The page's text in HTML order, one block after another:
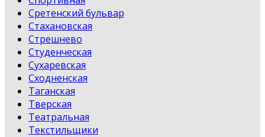
Сретенский бульвар
Стахановская
Стрешнево
Студенческая
Сухаревская
Сходненская
Таганская
Тверская
Театральная
Текстильщики